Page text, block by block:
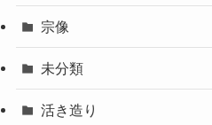
宗像
未分類
活き造り